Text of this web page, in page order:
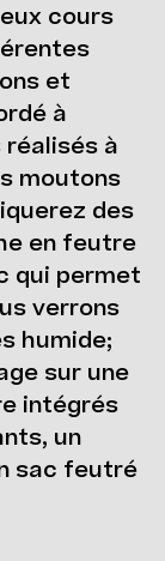
cours
et
à
à
moutons
des
en feutre
qui permet
verrons
humide;
sur une
intégrés
un
sac feutré